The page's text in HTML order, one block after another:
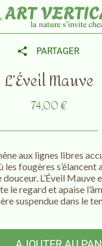
PARTAGER
L’Éveil Mauve
74,00 €
aux lignes libres
fougères s’élancent
L’Éveil Mauve
le regard et apaise
suspendue dans le